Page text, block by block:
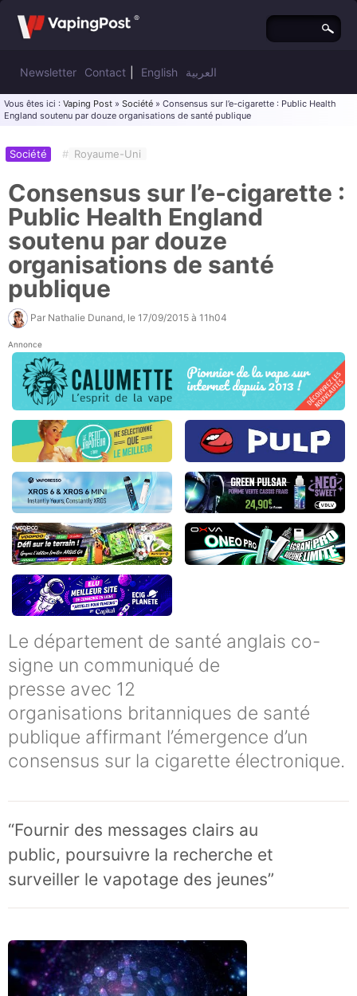
Newsletter Contact English العربية
Vous êtes ici : Vaping Post » Société » Consensus sur l’e-cigarette : Public Health
England soutenu par douze organisations de santé publique
Société # Royaume-Uni
Consensus sur l’e-cigarette :
Public Health England
soutenu par douze
organisations de santé
publique
Par Nathalie Dunand , le 17/09/2015 à 11h04
Annonce
Le département de santé anglais co-
signe un communiqué de
presse avec 12
organisations britanniques de santé
publique affirmant l’émergence d’un
consensus sur la cigarette électronique.
“Fournir des messages clairs au
public, poursuivre la recherche et
surveiller le vapotage des jeunes”